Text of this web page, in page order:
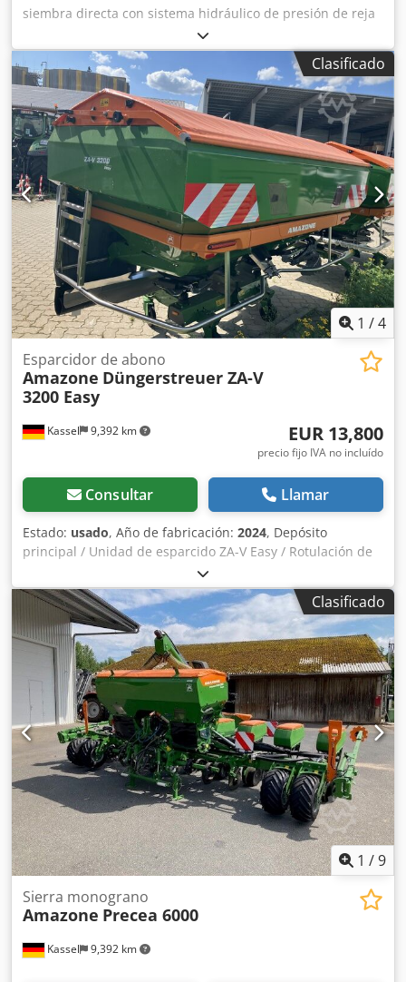
siembra directa con sistema hidráulico de presión de reja
SmartForce, cabezal distribuidor para / depósito frontal,
control de máquina ISOBUS, depósito frontal acoplable
FTender 2200 / tapa de depósito, sinfín de llenado
FTender, recorrido de transporte simple autónomo /
control de máquina ISOBUS. Crsdpfxstp Hmrs Abgsf
Clasificado
1 /4
Kassel 9,392 km
Esparcidor de abono
Amazone Düngerstreuer ZA-V
3200 Easy
EUR 13,800
precio fijo IVA no incluído
Consultar Llamar
Estado: usado, Año de fabricación: 2024, Depósito
principal / Unidad de esparcido ZA-V Easy / Rotulación de
advertencias / Toma de fuerza (cardán) de 910 mm / con
embrague de fricción / Extensión de tolva S 1400, soldada /
Montaje de fábrica / Guardabarros S / Iluminación trasera
LED / Ordenador de control Easy Cjdpfxeuhp Ehs Abgjrf
Clasificado
1 /9
Kassel 9,392 km
Sierra monograno
Amazone Precea 6000